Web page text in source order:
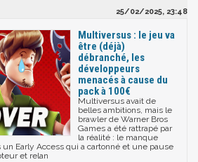
25/02/2025, 23:48
Multiversus : le jeu va
être (déjà)
débranché, les
développeurs
menacés à cause du
pack à 100€
Multiversus avait de
belles ambitions, mais le
brawler de Warner Bros
Games a été rattrapé par
la réalité : le manque
Early Access qui a cartonné et une pause
et relan